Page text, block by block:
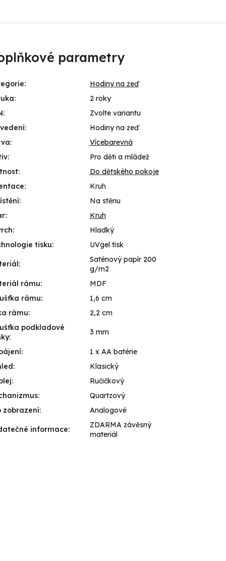
parametry
:
Hodiny na zeď
:
2 roky
:
Zvolte variantu
:
Hodiny na zeď
:
Vícebarevná
:
Pro děti a mládež
:
Do dětského pokoje
:
Kruh
:
Na stěnu
:
Kruh
:
Hladký
tisku: UVgel tisk
:
Saténový papír 200
g/m2
rámu:
MDF
rámu:
1,6 cm
rámu:
2,2 cm
podkladové
:
3 mm
:
1 x AA batérie
:
Klasický
:
Ručičkový
:
Quartzový
zobrazení: Analogové
informace:
ZDARMA závěsný
materiál